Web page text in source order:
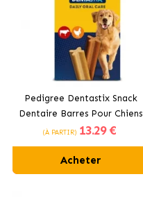
Pedigree Dentastix Snack
Dentaire Barres Pour Chiens
Grands +25 kg
(À PARTIR) 13.29 €
Acheter